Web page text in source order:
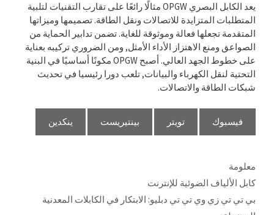
يعد الكابل البصري OPGW مثالًا رائعًا على تقارب التقنيات لتلبية
المتطلبات المتزايدة للاتصالات ونقل الطاقة. تصميمها وميزاتها
المتقدمة تجعلها فعالة وموثوقة للغاية. تضمن تدابير الحماية من
الصواعق ومنع الاهتزاز الأداء الأمثل, ومن الضروري تركيبه بعناية
على خطوط الجهد العالي. أصبح OPGW مكونًا أساسيًا في البنية
التحتية لنقل الكهرباء والبيانات, تلعب دورا رئيسيا في تحديث
شبكات الطاقة والاتصالات.
فيسبوك تويتر بينتيريست ينكدين
التصنيفات
معلومة
العلامات
كابل الألياف الضوئية للإنترنت
بي تي تي زي وي تي تي دبليو: الابتكار في الكابلات المعدنية